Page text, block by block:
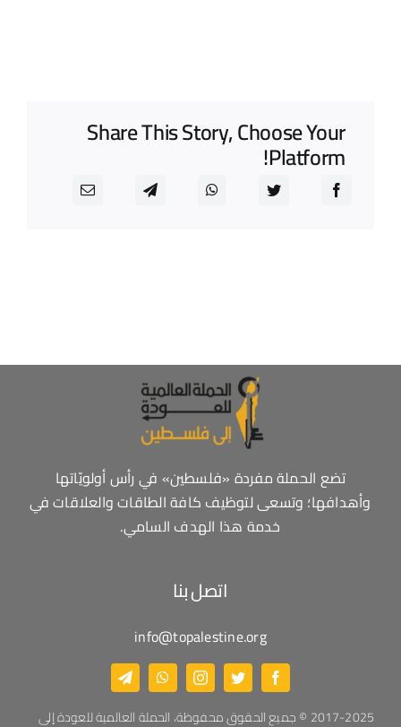
Share This Story, Choose Your
Platform!
تضع الحملة مفردة «فلسطين» في رأس أولويّاتها
وأهدافها؛ وتسعى لتوظيف كافة الطاقات والعلاقات في
خدمة هذا الهدف السامي.
اتصل بنا
info@topalestine.org
2017-2025 © جميع الحقوق محفوظة، الحملة العالمية للعودة إلى